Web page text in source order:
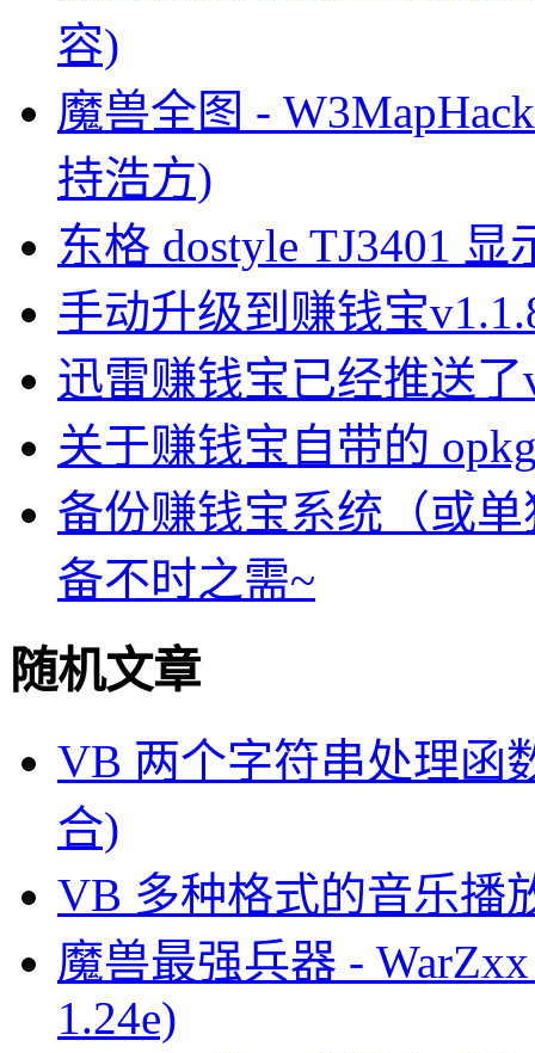
容)
魔兽全图 -
持浩方)
东格 dostyle TJ3401
手动升级到赚钱宝
迅雷赚钱宝已经推送了
关于赚钱宝自带的
备份赚钱宝系统（或
备不时之需~
随机文章
VB 两个字符串处理函
合)
VB 多种格式的音乐播
魔兽最强兵器 -
1.24e)